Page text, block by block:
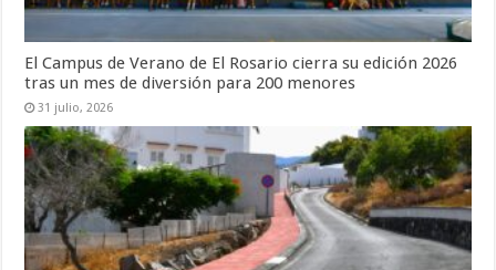
El Campus de Verano de El Rosario cierra su edición 2026
tras un mes de diversión para 200 menores
31 julio, 2026